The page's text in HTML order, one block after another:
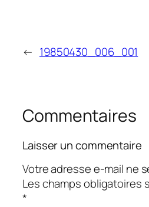
← 19850430_006_001
Commentaires
Laisser un commentaire
Votre adresse e-mail ne
Les champs obligatoires
*